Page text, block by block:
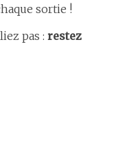
sortie !
pas : restez